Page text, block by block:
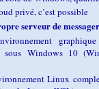
privé, c’est possible
serveur de
sous Windows 10
Linux